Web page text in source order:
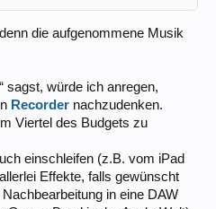
die aufgenommene Musik
sagst, würde ich anregen,
Recorder nachzudenken.
Viertel des Budgets zu
einschleifen (z.B. vom iPad
Effekte, falls gewünscht
in eine DAW